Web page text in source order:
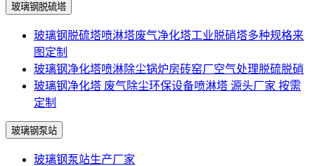
玻璃钢脱硫塔
玻璃钢脱硫塔喷淋塔废气净化塔工业脱硝塔多种规格来
图定制
玻璃钢净化塔喷淋除尘锅炉房砖窑厂空气处理脱硫脱硝
玻璃钢净化塔 废气除尘环保设备喷淋塔 源头厂家 按需
定制
玻璃钢泵站
玻璃钢泵站生产厂家